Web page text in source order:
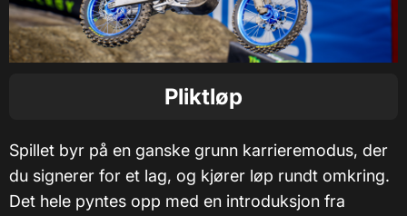
Pliktløp
Spillet byr på en ganske grunn karrieremodus, der
du signerer for et lag, og kjører løp rundt omkring.
Det hele pyntes opp med en introduksjon fra